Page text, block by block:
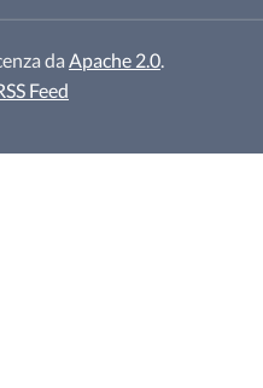
da Apache 2.0.
Feed